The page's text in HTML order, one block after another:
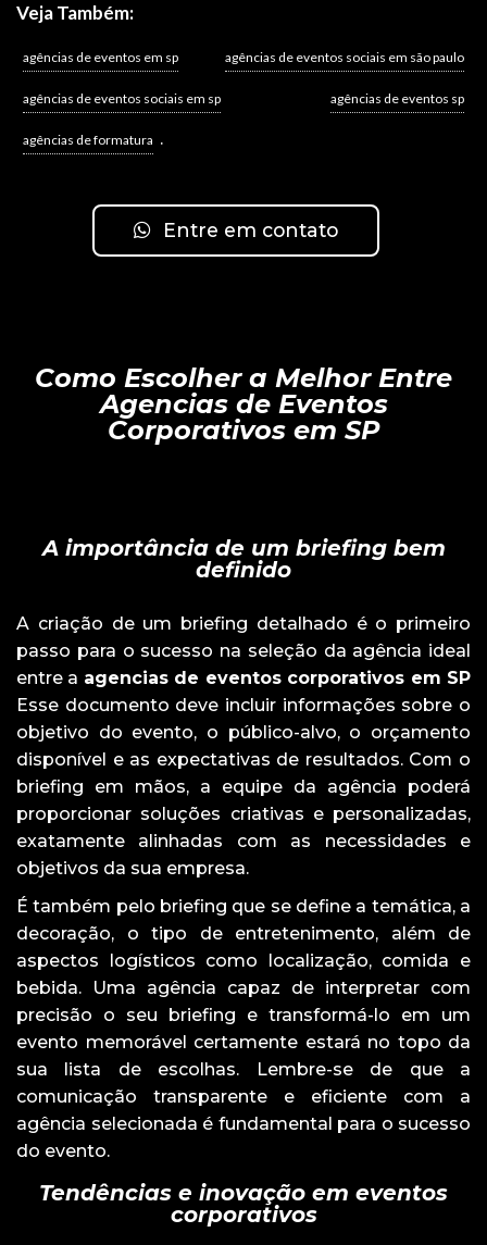
Veja Também:
agências de eventos em sp agências de eventos sociais em são paulo
agências de eventos sociais em sp agências de eventos sp
agências de formatura .
Entre em contato
Como Escolher a Melhor Entre
Agencias de Eventos
Corporativos em SP
A importância de um briefing bem
definido
A criação de um briefing detalhado é o primeiro
passo para o sucesso na seleção da agência ideal
entre a agencias de eventos corporativos em SP
Esse documento deve incluir informações sobre o
objetivo do evento, o público-alvo, o orçamento
disponível e as expectativas de resultados. Com o
briefing em mãos, a equipe da agência poderá
proporcionar soluções criativas e personalizadas,
exatamente alinhadas com as necessidades e
objetivos da sua empresa.
É também pelo briefing que se define a temática, a
decoração, o tipo de entretenimento, além de
aspectos logísticos como localização, comida e
bebida. Uma agência capaz de interpretar com
precisão o seu briefing e transformá-lo em um
evento memorável certamente estará no topo da
sua lista de escolhas. Lembre-se de que a
comunicação transparente e eficiente com a
agência selecionada é fundamental para o sucesso
do evento.
Tendências e inovação em eventos
corporativos